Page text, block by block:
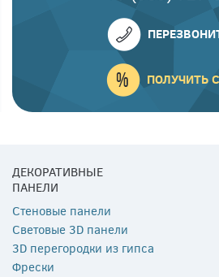
ПОЛУЧИТЬ
ДЕКОРАТИВНЫЕ
ПАНЕЛИ
Стеновые панели
Световые 3D панели
3D перегородки из гипса
Фрески